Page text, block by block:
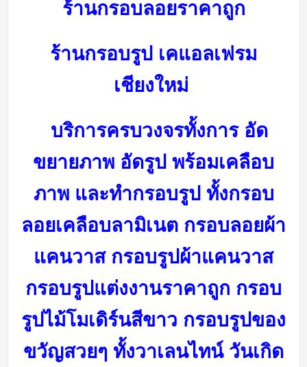
ร้านกรอบลอยราคาถูก
ร้านกรอบรูป เคแอลเฟรม
เชียงใหม่
บริการครบวงจรทั้งการ อัด
ขยายภาพ อัดรูป พร้อมเคลือบ
ภาพ และทำกรอบรูป ทั้งกรอบ
ลอยเคลือบลามิเนต กรอบลอยผ้า
แคนวาส กรอบรูปผ้าแคนวาส
กรอบรูปแต่งงานราคาถูก กรอบ
รูปไม้โมเดิร์นสีขาว กรอบรูปของ
ขวัญสวยๆ ทั้งวาเลนไทน์ วันเกิด